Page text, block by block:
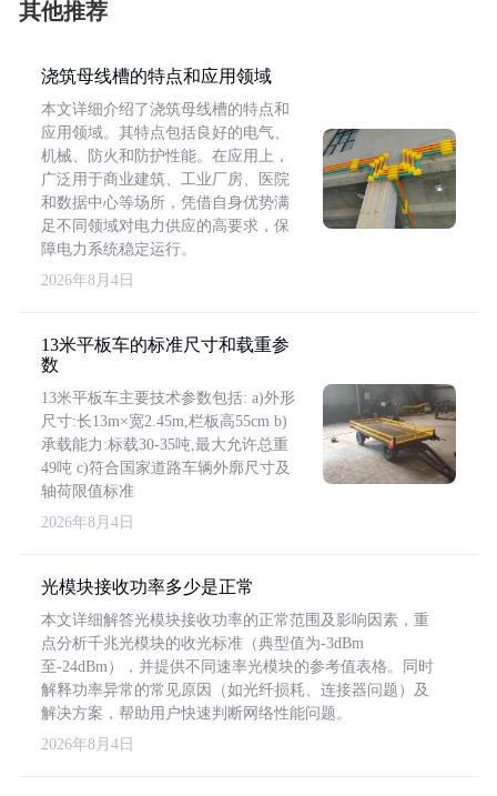
其他推荐
浇筑母线槽的特点和应用领域
本文详细介绍了浇筑母线槽的特点和
应用领域。其特点包括良好的电气、
机械、防火和防护性能。在应用上，
广泛用于商业建筑、工业厂房、医院
和数据中心等场所，凭借自身优势满
足不同领域对电力供应的高要求，保
障电力系统稳定运行。
2026年8月4日
13米平板车的标准尺寸和载重参
数
13米平板车主要技术参数包括: a)外形
尺寸:长13m×宽2.45m,栏板高55cm b)
承载能力:标载30-35吨,最大允许总重
49吨 c)符合国家道路车辆外廓尺寸及
轴荷限值标准
2026年8月4日
光模块接收功率多少是正常
本文详细解答光模块接收功率的正常范围及影响因素，重
点分析千兆光模块的收光标准（典型值为-3dBm
至-24dBm），并提供不同速率光模块的参考值表格。同时
解释功率异常的常见原因（如光纤损耗、连接器问题）及
解决方案，帮助用户快速判断网络性能问题。
2026年8月4日